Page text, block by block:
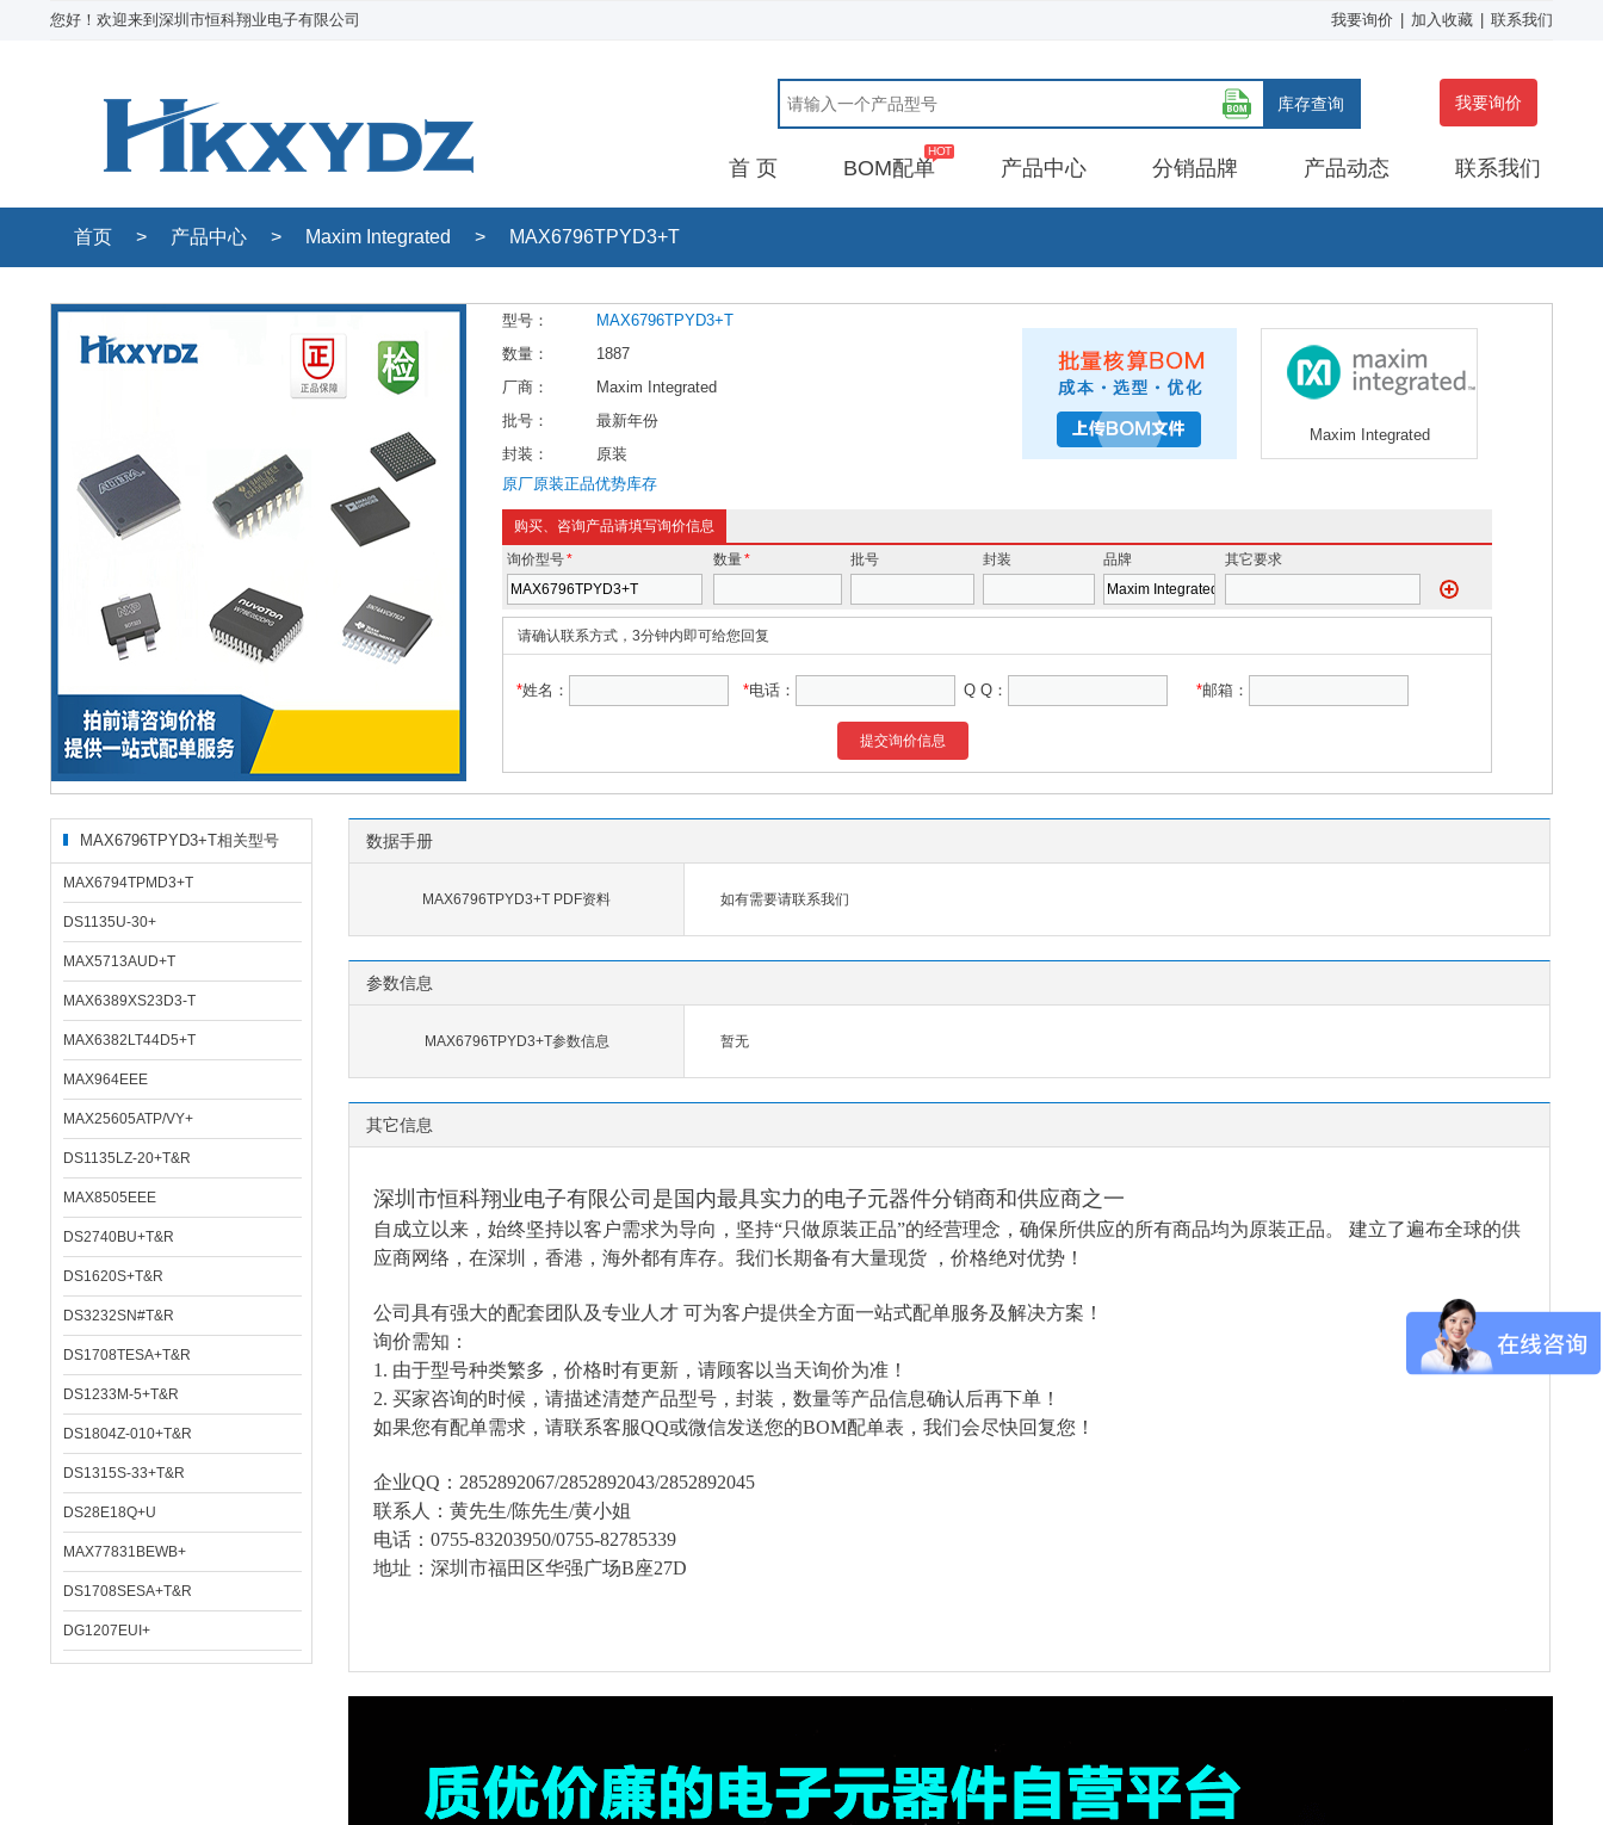
您好！欢迎来到深圳市恒科翔业电子有限公司 我要询价 加入收藏 联系我们
库存查询 我要询价
首 页 BOM配单 产品中心 分销品牌 产品动态 联系我们
首页 > 产品中心 > Maxim Integrated > MAX6796TPYD3+T
型号：
MAX6796TPYD3+T
数量：
1887
厂商：
Maxim Integrated
批号：
最新年份
封装：
原装
原厂原装正品优势库存
Maxim Integrated
购买、咨询产品请填写询价信息
询价型号* 数量* 批号 封装 品牌 其它要求
请确认联系方式，3分钟内即可给您回复
*姓名： *电话： Q Q： *邮箱：
提交询价信息
MAX6796TPYD3+T相关型号
MAX6794TPMD3+T
DS1135U-30+
MAX5713AUD+T
MAX6389XS23D3-T
MAX6382LT44D5+T
MAX964EEE
MAX25605ATP/VY+
DS1135LZ-20+T&R
MAX8505EEE
DS2740BU+T&R
DS1620S+T&R
DS3232SN#T&R
DS1708TESA+T&R
DS1233M-5+T&R
DS1804Z-010+T&R
DS1315S-33+T&R
DS28E18Q+U
MAX77831BEWB+
DS1708SESA+T&R
DG1207EUI+
数据手册
MAX6796TPYD3+T PDF资料 如有需要请联系我们
参数信息
MAX6796TPYD3+T参数信息 暂无
其它信息
深圳市恒科翔业电子有限公司是国内最具实力的电子元器件分销商和供应商之一
自成立以来，始终坚持以客户需求为导向，坚持“只做原装正品”的经营理念，确保所供应的所有商品均为原装正品。 建立了遍布全球的供
应商网络，在深圳，香港，海外都有库存。我们长期备有大量现货 ，价格绝对优势！
公司具有强大的配套团队及专业人才 可为客户提供全方面一站式配单服务及解决方案！
询价需知：
1. 由于型号种类繁多，价格时有更新，请顾客以当天询价为准！
2. 买家咨询的时候，请描述清楚产品型号，封装，数量等产品信息确认后再下单！
如果您有配单需求，请联系客服QQ或微信发送您的BOM配单表 ，我们会尽快回复您！
企业QQ：2852892067/2852892043/2852892045
联系人：黄先生/陈先生/黄小姐
电话： 0755-83203950/0755-82785339
地址：深圳市福田区华强广场B座27D